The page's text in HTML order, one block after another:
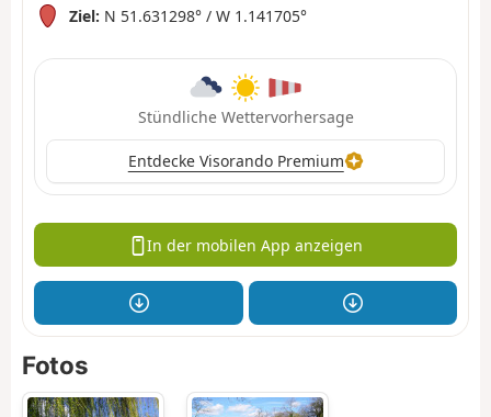
Ziel: N 51.631298° / W 1.141705°
Stündliche Wettervorhersage
Entdecke Visorando Premium
In der mobilen App anzeigen
Fotos